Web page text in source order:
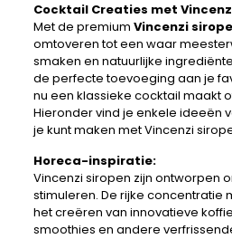
Cocktail Creaties met
Met de premium Vincenzi
omtoveren tot een waar
smaken en natuurlijke
de perfecte toevoeging aan je
nu een klassieke cocktail maakt
Hieronder vind je enkele ideeën
je kunt maken met Vincenzi
Horeca-inspiratie:
Vincenzi siropen zijn ontworpen
stimuleren. De rijke concentratie
het creëren van innovatieve
smoothies en andere